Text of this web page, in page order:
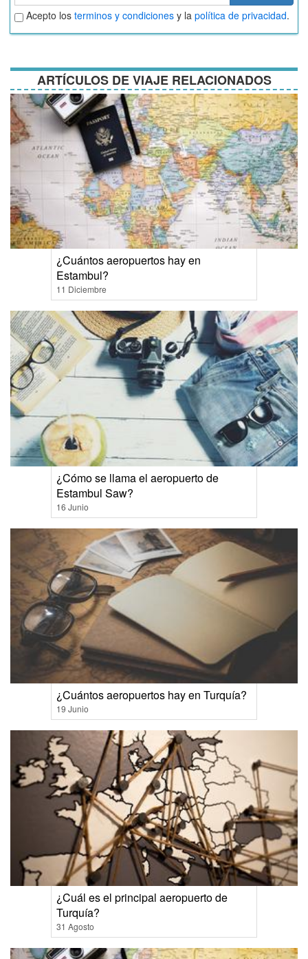
Aceptar
términos
y
Acepto los terminos y condiciones y la política de privacidad.
ARTÍCULOS DE VIAJE RELACIONADOS
¿Cuántos aeropuertos hay en
Estambul?
11 Diciembre
¿Cómo se llama el aeropuerto de
Estambul Saw?
16 Junio
¿Cuántos aeropuertos hay en Turquía?
19 Junio
¿Cuál es el principal aeropuerto de
Turquía?
31 Agosto